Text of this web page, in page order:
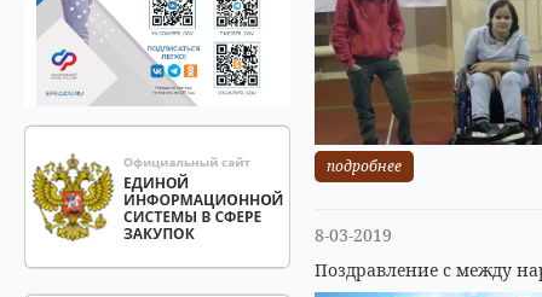
подробнее
8-03-2019
Поздравление с между